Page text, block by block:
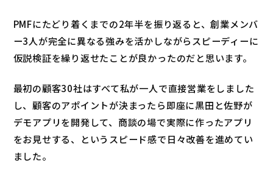
PMFにたどり着くまでの2年半を振り返ると、創業メンバ
ー3人が完全に異なる強みを活かしながらスピーディーに
仮説検証を繰り返せたことが良かったのだと思います。
最初の顧客30社はすべて私が一人で直接営業をしました
し、顧客のアポイントが決まったら即座に黒田と佐野が
デモアプリを開発して、商談の場で実際に作ったアプリ
をお見せする、というスピード感で日々改善を進めてい
ました。